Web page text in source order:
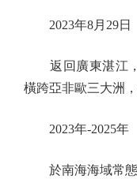
2023年8月29日
返回廣東湛江，
橫跨亞非歐三大洲
2023年-2025年
於南海海域常態